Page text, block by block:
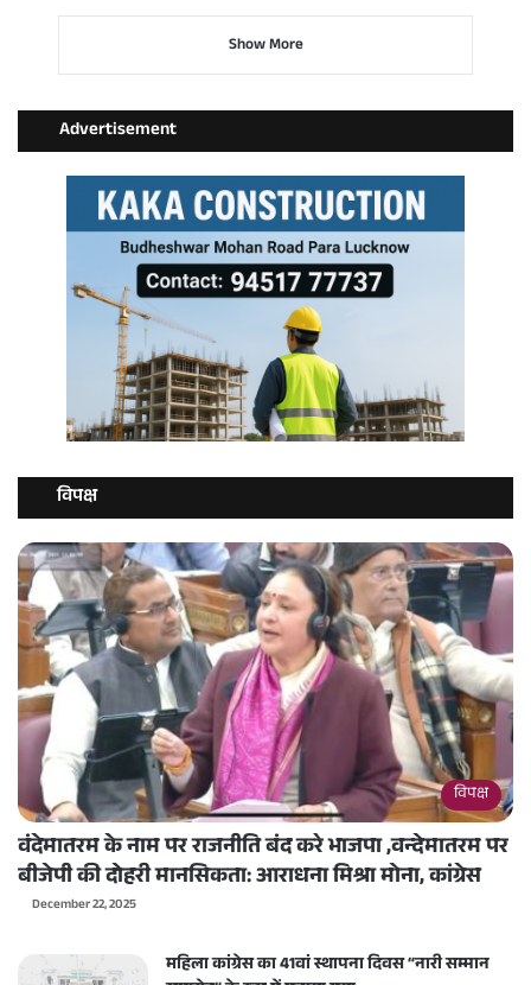
Show More
Advertisement
विपक्ष
विपक्ष
वंदेमातरम के नाम पर राजनीति बंद करे भाजपा ,वन्देमातरम पर
बीजेपी की दोहरी मानसिकता: आराधना मिश्रा मोना, कांग्रेस
December 22, 2025
महिला कांग्रेस का 41वां स्थापना दिवस “नारी सम्मान